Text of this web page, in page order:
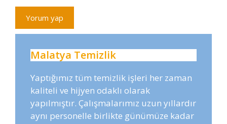
Malatya Temizlik
Yaptığımız tüm temizlik işleri her zaman
kaliteli ve hijyen odaklı olarak
yapılmıştır. Çalışmalarımız uzun yıllardır
aynı personelle birlikte günümüze kadar